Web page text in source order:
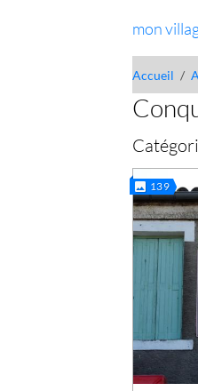
mon
Accueil
139